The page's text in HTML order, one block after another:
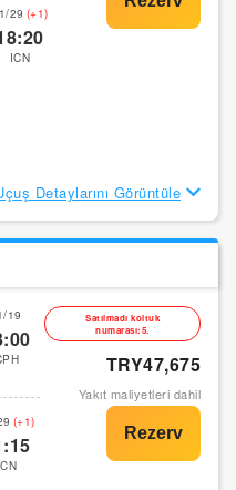
29 (+1)
ICN
Detaylarını Görüntüle
19
(+1)
Satılmadı koltuk
numarası:5.
TRY47,675
Yakıt maliyetleri dahil